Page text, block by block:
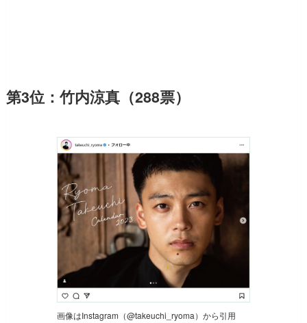
第3位：竹内涼真（288票）
画像はInstagram（@takeuchi_ryoma）から引用